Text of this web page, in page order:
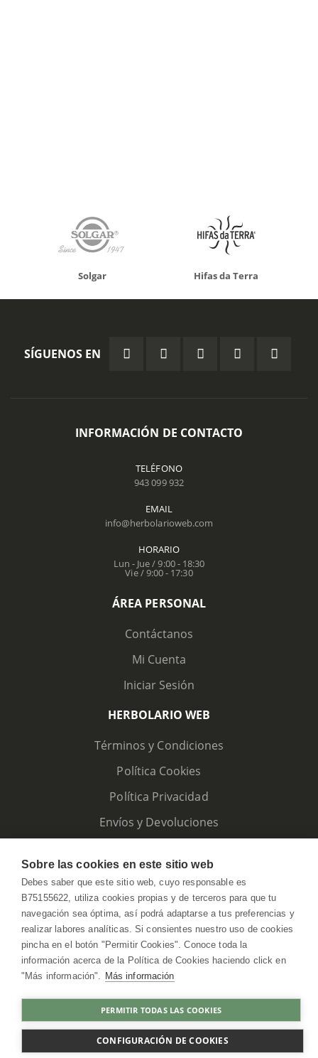
COMPRAR
Solgar Hifas da Terra
SÍGUENOS EN
INFORMACIÓN DE CONTACTO
TELÉFONO
943 099 932
EMAIL
info@herbolarioweb.com
HORARIO
Lun - Jue / 9:00 - 18:30
Vie / 9:00 - 17:30
ÁREA PERSONAL
Contáctanos
Mi Cuenta
Iniciar Sesión
HERBOLARIO WEB
Términos y Condiciones
Política Cookies
Política Privacidad
Envíos y Devoluciones
HerbolarioWeb © 2026. All Rights Reserved
Sobre las cookies en este sitio web
Debes saber que este sitio web, cuyo responsable es
B75155622, utiliza cookies propias y de terceros para que tu
navegación sea óptima, así podrá adaptarse a tus preferencias y
realizar labores analíticas. Si consientes nuestro uso de cookies
pincha en el botón "Permitir Cookies". Conoce toda la
información acerca de la Política de Cookies haciendo click en
"Más información". Más información
PERMITIR TODAS LAS COOKIES
CONFIGURACIÓN DE COOKIES